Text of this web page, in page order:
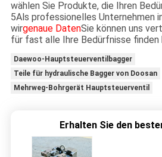
wählen Sie Produkte, die Ihren
5Als professionelles Unternehmen
wirgenaue DatenSie können uns
für fast alle Ihre Bedürfnisse finden
Daewoo-Hauptsteuerventilbagger
Teile für hydraulische Bagger von Doosan
Mehrweg-Bohrgerät Hauptsteuerventil
Erhalten Sie den